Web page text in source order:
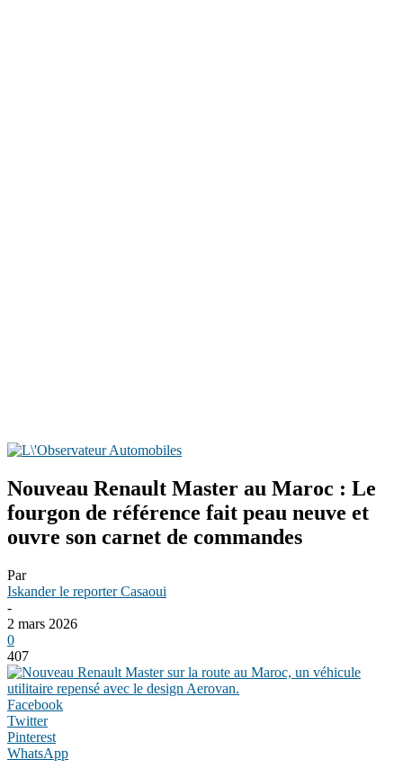
Nouveau Renault Master au Maroc : Le
fourgon de référence fait peau neuve et
ouvre son carnet de commandes
Par
Iskander le reporter Casaoui
-
2 mars 2026
0
407
Facebook
Twitter
Pinterest
WhatsApp